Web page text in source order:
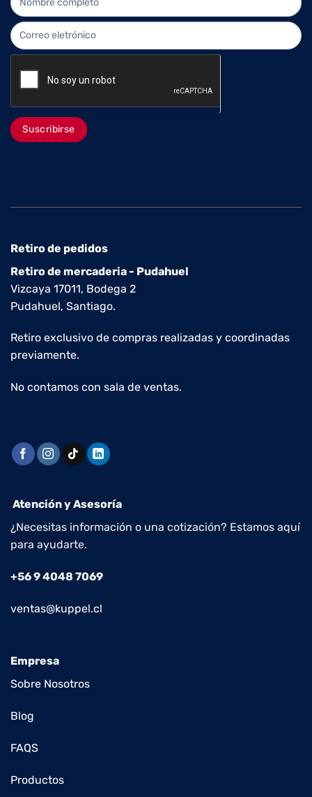
Suscribirse
Retiro de pedidos
Retiro de mercaderia - Pudahuel
Vizcaya 17011, Bodega 2
Pudahuel, Santiago.
Retiro exclusivo de compras realizadas y coordinadas
previamente.
No contamos con sala de ventas.
Atención y Asesoría
¿Necesitas información o una cotización? Estamos aquí
para ayudarte.
+56 9 4048 7069
ventas@kuppel.cl
Empresa
Sobre Nosotros
Blog
FAQS
Productos